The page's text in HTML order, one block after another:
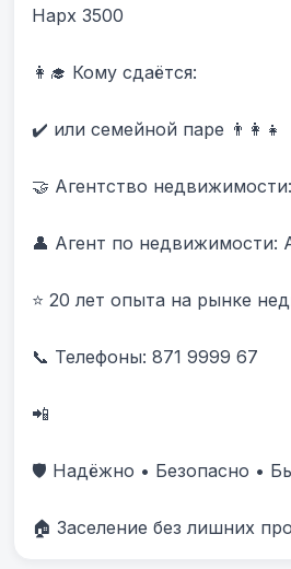
Нарх 3500
👩‍🎓 Кому сдаётся:
✔️ или семейной паре 👨‍👩‍👧
🤝 Агентство
👤 Агент по недвижимости:
⭐ 20 лет опыта на рынке
📞 Телефоны: 871 9999 67
📲
🛡️ Надёжно • Безопасно •
🏠 Заселение без лишних